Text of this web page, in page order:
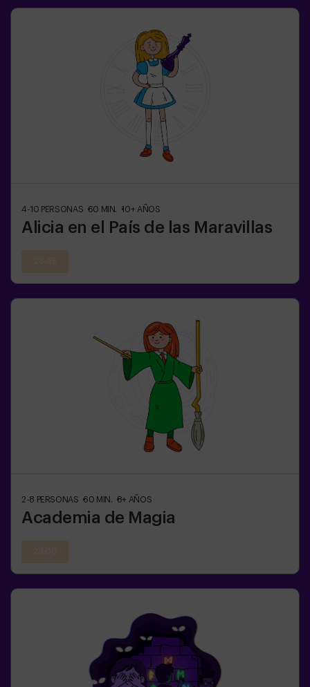
4-10 PERSONAS 60 MIN. 10+ AÑOS
Alicia en el País de las Maravillas
2-8 PERSONAS 60 MIN. 8+ AÑOS
Academia de Magia